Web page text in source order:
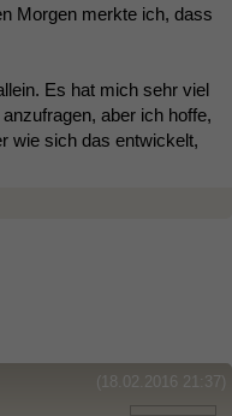
Morgen merkte ich, dass
Es hat mich sehr viel
aber ich hoffe,
wie sich das entwickelt,
(18.02.2016 21:37)